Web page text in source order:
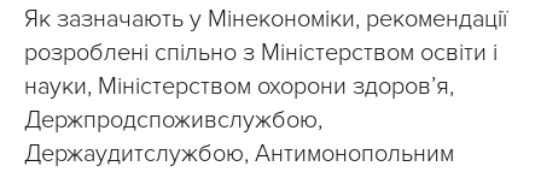
Як зазначають у Мінекономіки, рекомендації
розроблені спільно з Міністерством освіти і
науки, Міністерством охорони здоров’я,
Держпродспоживслужбою,
Держаудитслужбою, Антимонопольним